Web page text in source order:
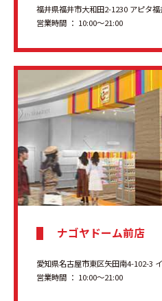
福井県福井市大和田2-1230 アピタ
営業時間 ： 10:00～21:00
ナゴヤドーム前店
愛知県名古屋市東区矢田南4-102-3
営業時間 ： 10:00～21:00